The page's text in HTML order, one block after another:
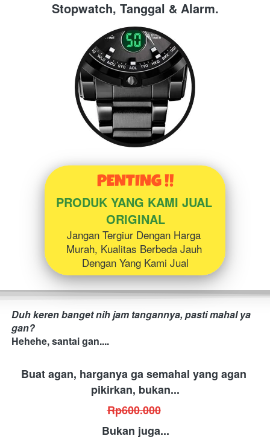
Stopwatch, Tanggal & Alarm.
PENTING !!
PRODUK YANG KAMI JUAL
ORIGINAL
Jangan Tergiur Dengan Harga
Murah, Kualitas Berbeda Jauh
Dengan Yang Kami Jual
Duh keren banget nih jam tangannya, pasti mahal ya
gan?​
Hehehe, santai gan....
Buat agan, harganya ga semahal yang agan
pikirkan, bukan...
Rp600.000
Bukan juga...